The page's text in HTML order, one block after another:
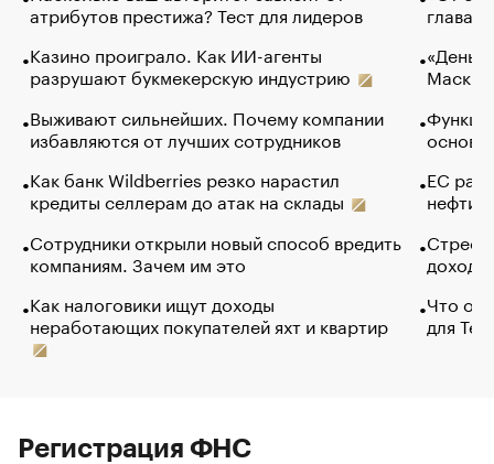
атрибутов престижа? Тест для лидеров
Казино проиграло. Как ИИ-агенты
разрушают букмекерскую индустрию
Выживают сильнейших. Почему компании
избавляются от лучших сотрудников
Как банк Wildberries резко нарастил
кредиты селлерам до атак на склады
Сотрудники открыли новый способ вредить
компаниям. Зачем им это
Как налоговики ищут доходы
неработающих покупателей яхт и квартир
глава
Маск в
основ
ЕС
нефти
Что
для
Регистрация ФНС